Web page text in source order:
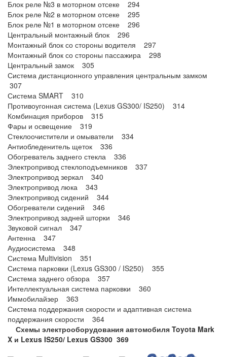
Блок реле №3 в моторном отсеке 294
Блок реле №2 в моторном отсеке 295
Блок реле №1 в моторном отсеке 296
Центральный монтажный блок 296
Монтажный блок со стороны водителя 297
Монтажный блок со стороны пассажира 298
Центральный замок 305
Система дистанционного управления центральным замком
307
Система SMART 310
Противоугонная система (Lexus GS300/ IS250) 314
Комбинация приборов 315
Фары и освещение 319
Стеклоочистители и омыватели 334
Антиобледенитель щеток 336
Обогреватель заднего стекла 336
Электропривод стеклоподъемников 337
Электропривод зеркал 340
Электропривод люка 343
Электропривод сидений 344
Обогреватели сидений 346
Электропривод задней шторки 346
Звуковой сигнал 347
Антенна 347
Аудиосистема 348
Система Multivision 351
Система парковки (Lexus GS300 / IS250) 355
Система заднего обзора 357
Интеллектуальная система парковки 360
Иммобилайзер 363
Система поддержания скорости и адаптивная система
поддержания скорости 364
Схемы электрооборудования автомобиля Toyota Mark
X и Lexus IS250/ Lexus GS300 369